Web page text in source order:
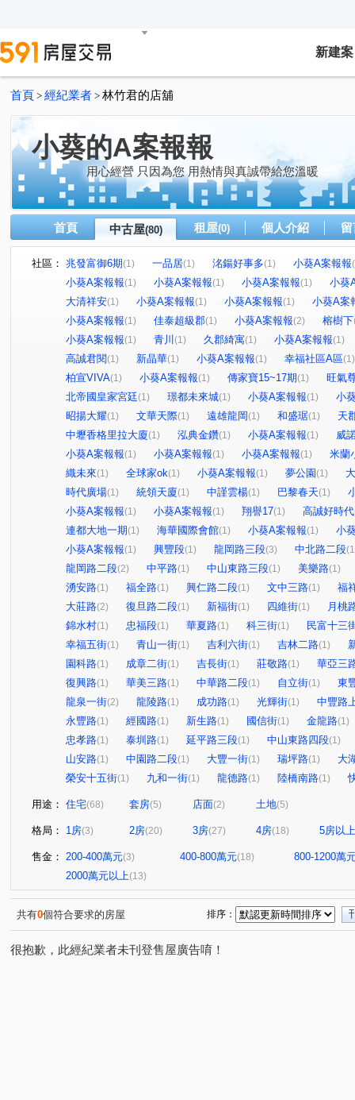
新建案
首頁 > 經紀業者 > 林竹君的店舖
小葵的A案報報
用心經營 只因為您 用熱情與真誠帶給您溫暖
首頁 中古屋(80) 租屋(0) 個人介紹
社區： 兆發富御6期(1) 一品居(1) 洺鍚好事多(1) 小葵A案報報
小葵A案報報(1) 小葵A案報報(1) 小葵A案報報(1)
小葵
大清祥安(1) 小葵A案報報(1) 小葵A案報報(1)
小葵A案
小葵A案報報(1) 佳泰超級郡(1) 小葵A案報報(2) 榕樹下
小葵A案報報(1) 青川 (1) 久郡綺寓(1) 小葵A案報報(1)
高誠君閱(1) 新晶華(1) 小葵A案報報(1) 幸福社區A區(1)
柏宣VIVA(1) 小葵A案報報(1) 傳家寶15~17期(1)
旺氣
北帝國皇家宮廷(1) 璟都未來城(1) 小葵A案報報(1)
小
昭揚大耀(1) 文華天際(1) 遠雄龍岡 (1) 和盛琚(1)
天
中壢香格里拉大廈(1) 泓典金鑽(1) 小葵A案報報(1)
威
小葵A案報報(1) 小葵A案報報(1) 小葵A案報報(1)
米蘭
織未來(1) 全球家ok(1) 小葵A案報報(1) 夢公園 (1)
時代廣場(1) 統領天廈(1) 中謹雲楊(1) 巴黎春天(1)
小葵A案報報(1) 小葵A案報報(1) 翔譽17(1) 高誠好時代
連都大地一期(1) 海華國際會館(1) 小葵A案報報(1)
小
小葵A案報報(1) 興豐段(1) 龍岡路三段(3) 中北路二段
龍岡路二段(2) 中平路(1) 中山東路三段(1) 美樂路(1)
湧安路(1) 福全路(1) 興仁路二段(1) 文中三路(1)
福
大莊路(2) 復旦路二段(1) 新福街(1) 四維街(1)
月桃
錦水村(1) 忠福段(1) 華夏路(1) 科三街(1)
民富十三
幸福五街(1) 青山一街(1) 吉利六街(1) 吉林二路(1)
園科路(1) 成章二街(1) 吉長街(1) 莊敬路(1)
華亞三
復興路(1) 華美三路(1) 中華路二段(1) 自立街(1)
東
龍泉一街(2) 龍陵路(1) 成功路(1) 光輝街(1)
中豐路
永豐路(1) 經國路(1) 新生路(1) 國信街(1) 金龍路(1)
忠孝路(1) 泰圳路(1) 延平路三段(1) 中山東路四段(1)
山安路(1) 中園路二段(1) 大豐一街(1) 瑞坪路(1)
大
榮安十五街(1) 九和一街(1) 龍德路(1) 陸橋南路(1)
用途： 住宅(68) 套房(5) 店面(2) 土地(5)
格局： 1房(3) 2房(20) 3房(27) 4房(18) 5房以上
售金： 200-400萬元(3) 400-800萬元(18)
800-1200萬
2000萬元以上(13)
共有0個符合要求的房屋 排序：
很抱歉，此經紀業者未刊登售屋廣告唷！